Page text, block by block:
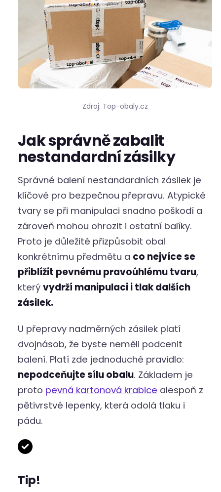
Zdroj: Top-obaly.cz
Jak správně zabalit
nestandardní zásilky
Správné balení nestandardních zásilek je
klíčové pro bezpečnou přepravu. Atypické
tvary se při manipulaci snadno poškodí a
zároveň mohou ohrozit i ostatní balíky.
Proto je důležité přizpůsobit obal
konkrétnímu předmětu a co nejvíce se
přiblížit pevnému pravoúhlému tvaru,
který vydrží manipulaci i tlak dalších
zásilek.
U přepravy nadměrných zásilek platí
dvojnásob, že byste neměli podcenit
balení. Platí zde jednoduché pravidlo:
nepodceňujte sílu obalu. Základem je
proto pevná kartonová krabice alespoň z
pětivrstvé lepenky, která odolá tlaku i
pádu.
Tip!